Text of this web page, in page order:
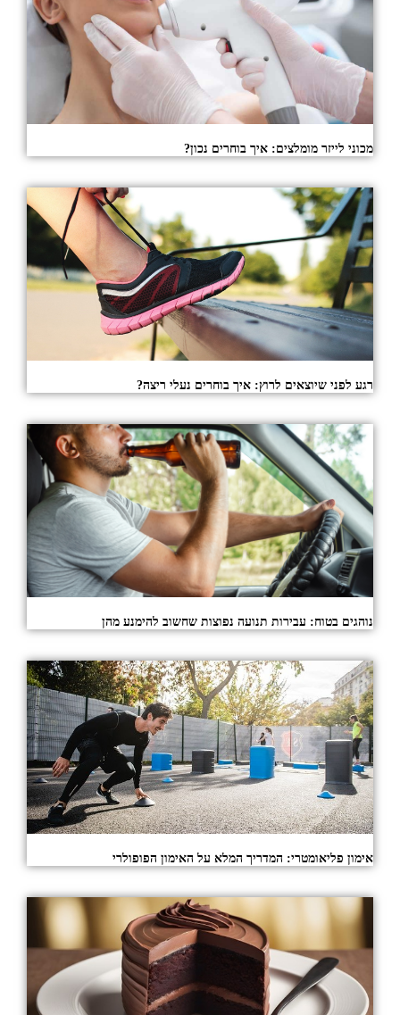
מכוני לייזר מומלצים: איך בוחרים נכון?
רגע לפני שיוצאים לרוץ: איך בוחרים נעלי ריצה?
נוהגים בטוח: עבירות תנועה נפוצות שחשוב להימנע מהן
אימון פליאומטרי: המדריך המלא על האימון הפופולרי